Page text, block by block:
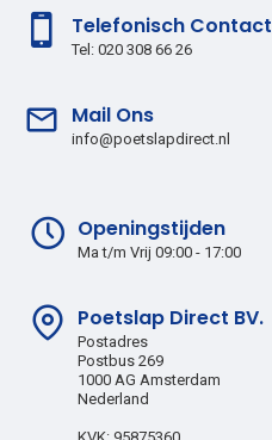
Telefonisch Contact
Tel: 020 308 66 26
Mail Ons
info@poetslapdirect.nl
Openingstijden
Ma t/m Vrij 09:00 - 17:00
Poetslap Direct BV.
Postadres
Postbus 269
1000 AG Amsterdam
Nederland